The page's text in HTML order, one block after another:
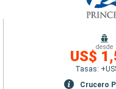
desde
US$
Tasas:
Crucero